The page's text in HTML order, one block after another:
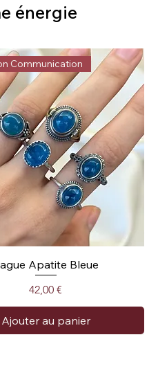
énergie
Communication
Apatite Bleue
Prix
42,00 €
Ajouter au panier